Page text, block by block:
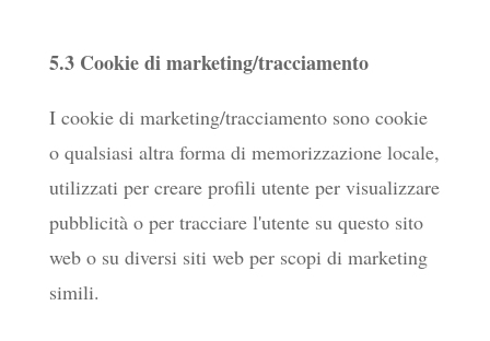
5.3 Cookie di marketing/tracciamento
I cookie di marketing/tracciamento sono cookie
o qualsiasi altra forma di memorizzazione locale,
utilizzati per creare profili utente per visualizzare
pubblicità o per tracciare l'utente su questo sito
web o su diversi siti web per scopi di marketing
simili.